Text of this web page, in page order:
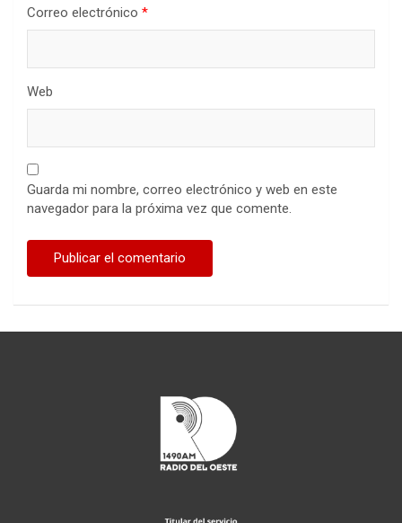
Correo electrónico *
Web
Guarda mi nombre, correo electrónico y web en este
navegador para la próxima vez que comente.